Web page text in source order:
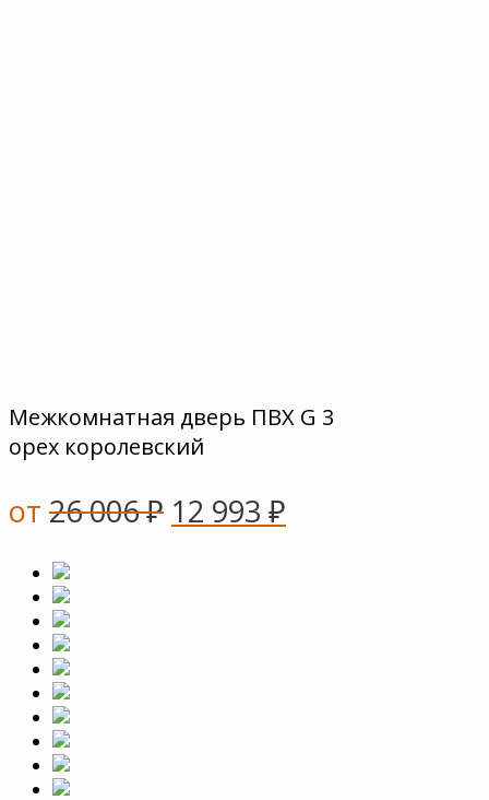
Межкомнатная дверь ПВХ G 3
орех королевский
от 26 006₽ 12 993 ₽